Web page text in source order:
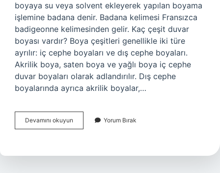
boyaya su veya solvent ekleyerek yapılan boyama
işlemine badana denir. Badana kelimesi Fransızca
badigeonne kelimesinden gelir. Kaç çeşit duvar
boyası vardır? Boya çeşitleri genellikle iki türe
ayrılır: iç cephe boyaları ve dış cephe boyaları.
Akrilik boya, saten boya ve yağlı boya iç cephe
duvar boyaları olarak adlandırılır. Dış cephe
boyalarında ayrıca akrilik boyalar,…
Devamını okuyun
Boyama
Yorum Bırak